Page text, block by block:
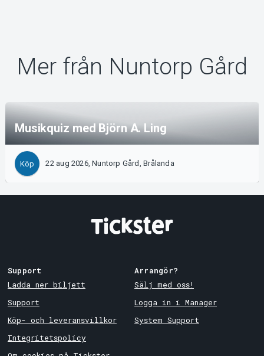
Mer från Nuntorp Gård
Musikquiz med Björn A. Ling
Köp 22 aug 2026, Nuntorp Gård, Brålanda
Support
Ladda ner biljett
Support
Köp- och leveransvillkor
Integritetspolicy
Arrangör?
Sälj med oss!
Logga in i Manager
System Support